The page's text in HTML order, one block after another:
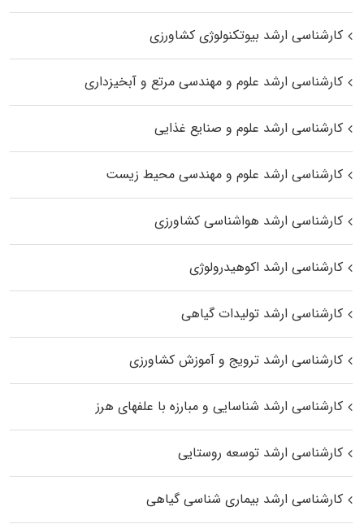
کارشناسی ارشد بیوتکنولوژی کشاورزی
کارشناسی ارشد علوم و مهندسی مرتع و آبخیزداری
کارشناسی ارشد علوم و صنایع غذایی
کارشناسی ارشد علوم و مهندسی محیط زیست
کارشناسی ارشد هواشناسی کشاورزی
کارشناسی ارشد اکوهیدرولوژی
کارشناسی ارشد تولیدات گیاهی
کارشناسی ارشد ترویج و آموزش کشاورزی
کارشناسی ارشد شناسایی و مبارزه با علفهای هرز
کارشناسی ارشد توسعه روستایی
کارشناسی ارشد بیماری‌ شناسی گیاهی